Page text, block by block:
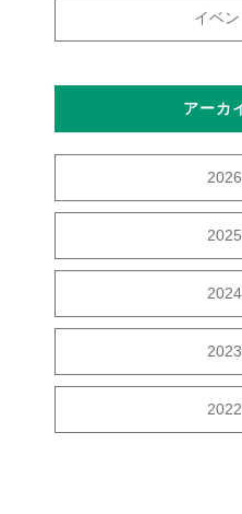
イベン
アーカ
2026
2025
2024
2023
2022